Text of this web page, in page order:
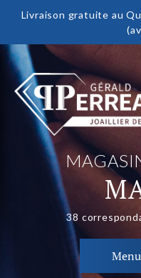
Livraison gratuite au
38